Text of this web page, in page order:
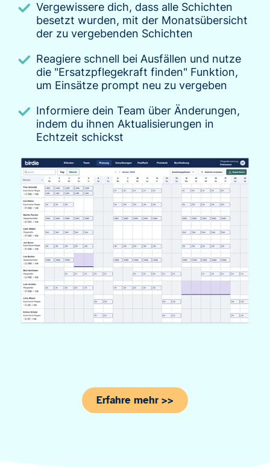
Vergewissere dich, dass alle Schichten
besetzt wurden, mit der Monatsübersicht
der zu vergebenden Schichten
Reagiere schnell bei Ausfällen und nutze
die "Ersatzpflegekraft finden" Funktion,
um Einsätze prompt neu zu vergeben
Informiere dein Team über Änderungen,
indem du ihnen Aktualisierungen in
Echtzeit schickst
Erfahre mehr >>